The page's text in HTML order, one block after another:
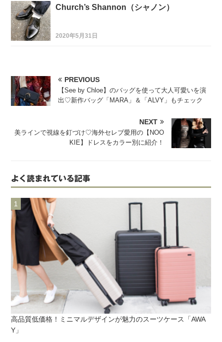
Church’s Shannon（シャノン）
2020年5月31日
PREVIOUS
【See by Chloe】のバッグを使って大人可愛いを演
出♡新作バッグ「MARA」＆「ALVY」もチェック
NEXT
美ラインで視線を釘づけ♡海外セレブ愛用の【NOO
KIE】ドレスをカラー別に紹介！
よく読まれている記事
高品質低価格！ミニマルデザインが魅力のスーツケース「AWA
Y」